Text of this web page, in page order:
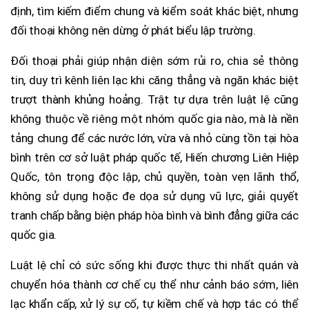
định, tìm kiếm điểm chung và kiểm soát khác biệt, nhưng
đối thoại không nên dừng ở phát biểu lập trường.
Đối thoại phải giúp nhận diện sớm rủi ro, chia sẻ thông
tin, duy trì kênh liên lạc khi căng thẳng và ngăn khác biệt
trượt thành khủng hoảng. Trật tự dựa trên luật lệ cũng
không thuộc về riêng một nhóm quốc gia nào, mà là nền
tảng chung để các nước lớn, vừa và nhỏ cùng tồn tại hòa
bình trên cơ sở luật pháp quốc tế, Hiến chương Liên Hiệp
Quốc, tôn trọng độc lập, chủ quyền, toàn vẹn lãnh thổ,
không sử dụng hoặc đe dọa sử dụng vũ lực, giải quyết
tranh chấp bằng biện pháp hòa bình và bình đẳng giữa các
quốc gia.
Luật lệ chỉ có sức sống khi được thực thi nhất quán và
chuyển hóa thành cơ chế cụ thể như cảnh báo sớm, liên
lạc khẩn cấp, xử lý sự cố, tự kiềm chế và hợp tác có thể